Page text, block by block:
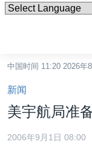
碍
链
接
跳
转
中国时间 11:20 2026年
新闻
美宇航局准
2006年9月1日 08:00